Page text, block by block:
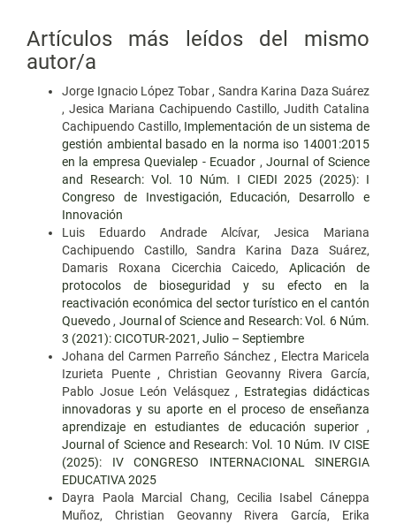
Artículos más leídos del mismo
autor/a
Jorge Ignacio López Tobar , Sandra Karina Daza Suárez
, Jesica Mariana Cachipuendo Castillo, Judith Catalina
Cachipuendo Castillo, Implementación de un sistema de
gestión ambiental basado en la norma iso 14001:2015
en la empresa Quevialep - Ecuador ,Journal of Science
and Research: Vol. 10 Núm. I CIEDI 2025 (2025): I
Congreso de Investigación, Educación, Desarrollo e
Innovación
Luis Eduardo Andrade Alcívar, Jesica Mariana
Cachipuendo Castillo, Sandra Karina Daza Suárez,
Damaris Roxana Cicerchia Caicedo,Aplicación de
protocolos de bioseguridad y su efecto en la
reactivación económica del sector turístico en el cantón
Quevedo , Journal of Science and Research: Vol. 6 Núm.
3 (2021): CICOTUR-2021, Julio – Septiembre
Johana del Carmen Parreño Sánchez , Electra Maricela
Izurieta Puente , Christian Geovanny Rivera García,
Pablo Josue León Velásquez , Estrategias didácticas
innovadoras y su aporte en el proceso de enseñanza
aprendizaje en estudiantes de educación superior ,
Journal of Science and Research: Vol. 10 Núm. IV CISE
(2025): IV CONGRESO INTERNACIONAL SINERGIA
EDUCATIVA 2025
Dayra Paola Marcial Chang, Cecilia Isabel Cáneppa
Muñoz, Christian Geovanny Rivera García, Erika